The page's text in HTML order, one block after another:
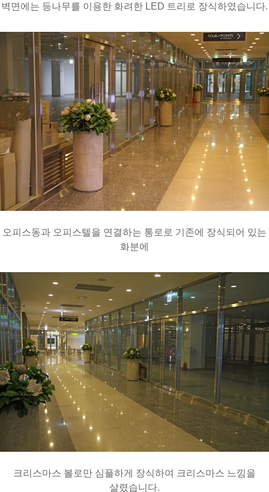
벽면에는 등나무를 이용한 화려한 LED 트리로 장식하였습니다.
오피스동과 오피스텔을 연결하는 통로로 기존에 장식되어 있는
화분에
크리스마스 볼로만 심플하게 장식하여 크리스마스 느낌을
살렸습니다.